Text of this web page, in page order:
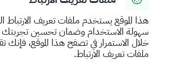
هذا الموقع يستخدم ملفات تعريف الارتباط
سهولة الاستخدام وضمان تحسين تجربتك
خلال الاستمرار في تصفح هذا الموقع، فإنك
ملفات تعريف الارتباط.